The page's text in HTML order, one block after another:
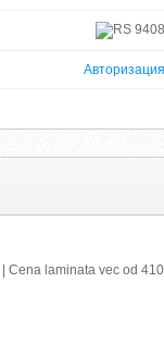
9408
Авторизация
| Cena laminata vec od